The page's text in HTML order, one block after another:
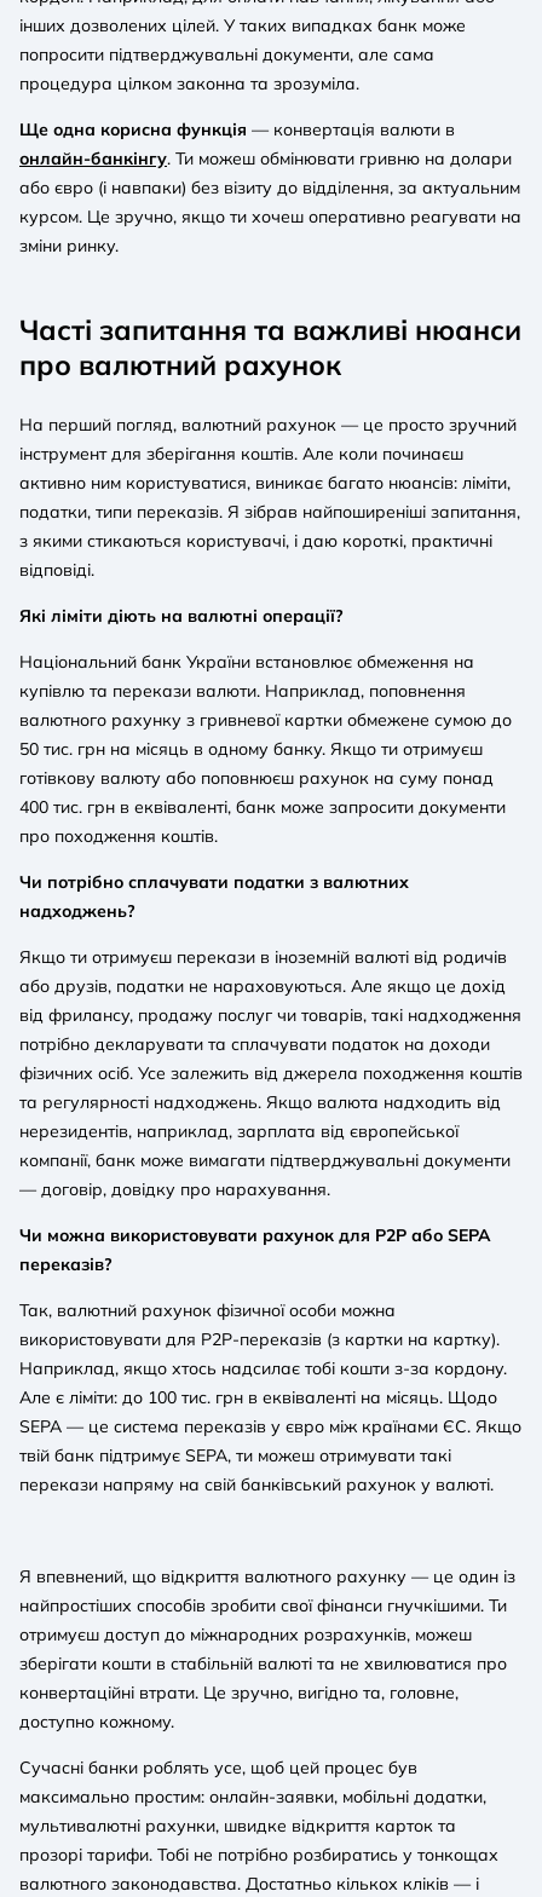
інших дозволених цілей. У таких випадках банк може
попросити підтверджувальні документи, але сама
процедура цілком законна та зрозуміла.
Ще одна корисна функція — конвертація валюти в
онлайн-банкінгу. Ти можеш обмінювати гривню на долари
або євро (і навпаки) без візиту до відділення, за актуальним
курсом. Це зручно, якщо ти хочеш оперативно реагувати на
зміни ринку.
Часті запитання та важливі нюанси
про валютний рахунок
На перший погляд, валютний рахунок — це просто зручний
інструмент для зберігання коштів. Але коли починаєш
активно ним користуватися, виникає багато нюансів: ліміти,
податки, типи переказів. Я зібрав найпоширеніші запитання,
з якими стикаються користувачі, і даю короткі, практичні
відповіді.
Які ліміти діють на валютні операції?
Національний банк України встановлює обмеження на
купівлю та перекази валюти. Наприклад, поповнення
валютного рахунку з гривневої картки обмежене сумою до
50 тис. грн на місяць в одному банку. Якщо ти отримуєш
готівкову валюту або поповнюєш рахунок на суму понад
400 тис. грн в еквіваленті, банк може запросити документи
про походження коштів.
Чи потрібно сплачувати податки з валютних
надходжень?
Якщо ти отримуєш перекази в іноземній валюті від родичів
або друзів, податки не нараховуються. Але якщо це дохід
від фрилансу, продажу послуг чи товарів, такі надходження
потрібно декларувати та сплачувати податок на доходи
фізичних осіб. Усе залежить від джерела походження коштів
та регулярності надходжень. Якщо валюта надходить від
нерезидентів, наприклад, зарплата від європейської
компанії, банк може вимагати підтверджувальні документи
— договір, довідку про нарахування.
Чи можна використовувати рахунок для P2P або SEPA
переказів?
Так, валютний рахунок фізичної особи можна
використовувати для P2P-переказів (з картки на картку).
Наприклад, якщо хтось надсилає тобі кошти з-за кордону.
Але є ліміти: до 100 тис. грн в еквіваленті на місяць. Щодо
SEPA — це система переказів у євро між країнами ЄС. Якщо
твій банк підтримує SEPA, ти можеш отримувати такі
перекази напряму на свій банківський рахунок у валюті.
Я впевнений, що відкриття валютного рахунку — це один із
найпростіших способів зробити свої фінанси гнучкішими. Ти
отримуєш доступ до міжнародних розрахунків, можеш
зберігати кошти в стабільній валюті та не хвилюватися про
конвертаційні втрати. Це зручно, вигідно та, головне,
доступно кожному.
Сучасні банки роблять усе, щоб цей процес був
максимально простим: онлайн-заявки, мобільні додатки,
мультивалютні рахунки, швидке відкриття карток та
прозорі тарифи. Тобі не потрібно розбиратись у тонкощах
валютного законодавства. Достатньо кількох кліків — і